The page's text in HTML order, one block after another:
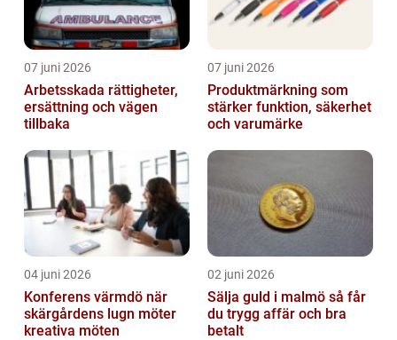
07 juni 2026
Arbetsskada rättigheter,
ersättning och vägen
tillbaka
07 juni 2026
Produktmärkning som
stärker funktion, säkerhet
och varumärke
04 juni 2026
Konferens värmdö när
skärgårdens lugn möter
kreativa möten
02 juni 2026
Sälja guld i malmö så får
du trygg affär och bra
betalt